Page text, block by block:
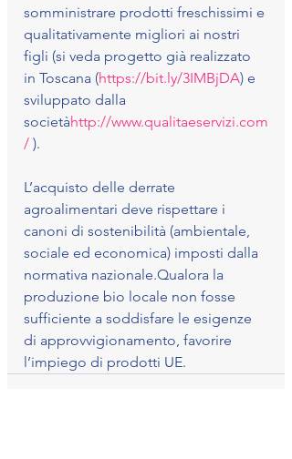
somministrare prodotti freschissimi e
qualitativamente migliori ai nostri
figli (si veda progetto già realizzato
in Toscana (https://bit.ly/3IMBjDA) e
sviluppato dalla
societàhttp://www.qualitaeservizi.com
/ ).
L’acquisto delle derrate
agroalimentari deve rispettare i
canoni di sostenibilità (ambientale,
sociale ed economica) imposti dalla
normativa nazionale.Qualora la
produzione bio locale non fosse
sufficiente a soddisfare le esigenze
di approvvigionamento, favorire
l’impiego di prodotti UE.